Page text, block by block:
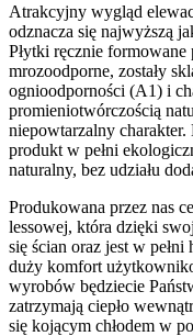
Atrakcyjny wygląd
odznacza się najwyższą
Płytki ręcznie formowane
mrozoodporne, zostały
ognioodporności (A1) i
promieniotwórczością
niepowtarzalny charakter.
produkt w pełni
naturalny, bez udziału
Produkowana przez nas
lessowej, która dzięki
się ścian oraz jest w
duży komfort
wyrobów będziecie
zatrzymają ciepło
się kojącym chłodem w